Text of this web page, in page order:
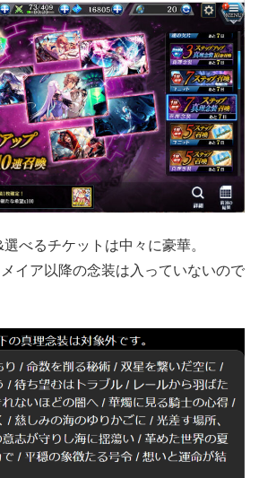
べるチケットは中々に豪華。
イア以降の念装は入っていないので